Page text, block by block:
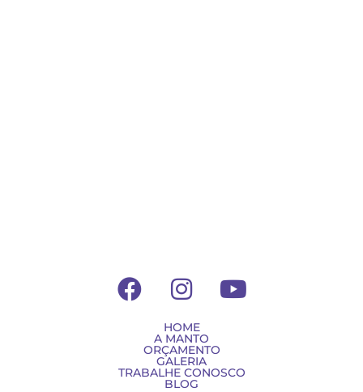
F
a
b
I
n
s
t
a
Y
o
u
HOME
A MANTO
ORÇAMENTO
GALERIA
TRABALHE CONOSCO
BLOG